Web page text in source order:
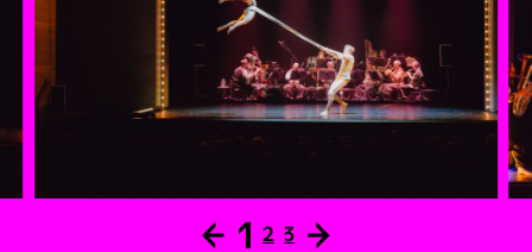
Phantasie/Zu Straßburg auf der Schanz
aus: Lieder und Gesänge aus der Jugendzeit und Des
Knaben Wunderhorn
Neuschluderbacher Tanz
nach Motiven aus: Des Knaben Wunderhorn, „Verlorne
Ging heut morgen übers Feld
← 1 2 3 →